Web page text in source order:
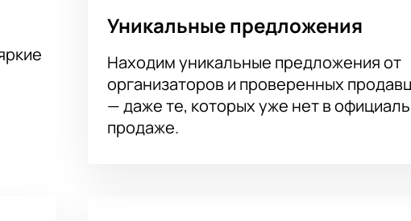
Уникальные предложения
Находим уникальные предложения от
организаторов и проверенных
— даже те, которых уже нет в
продаже.